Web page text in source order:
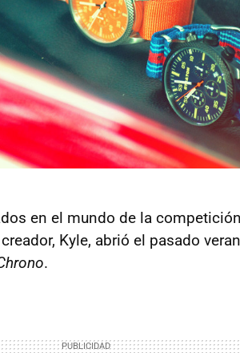
en el mundo de la
creador, Kyle, abrió el pasado
.